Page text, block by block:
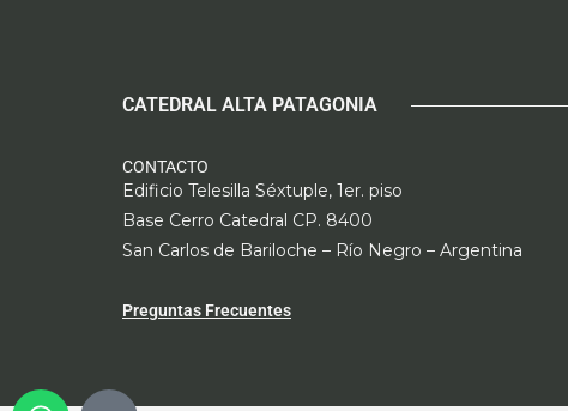
CATEDRAL ALTA PATAGONIA
CONTACTO
Edificio Telesilla Séxtuple, 1er. piso
Base Cerro Catedral CP. 8400
San Carlos de Bariloche – Río Negro – Argentina
Preguntas Frecuentes